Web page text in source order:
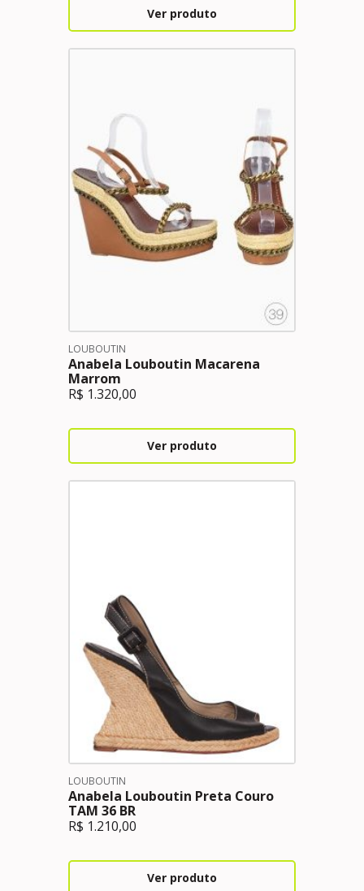
Ver produto
LOUBOUTIN
Anabela Louboutin Macarena
Marrom
R$ 1.320,00
Ver produto
LOUBOUTIN
Anabela Louboutin Preta Couro
TAM 36 BR
R$ 1.210,00
Ver produto